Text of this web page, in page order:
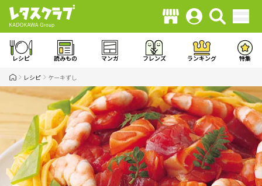
レシピ 読みもの マンガ フレンズ ランキング 特集
レシピ ケーキずし